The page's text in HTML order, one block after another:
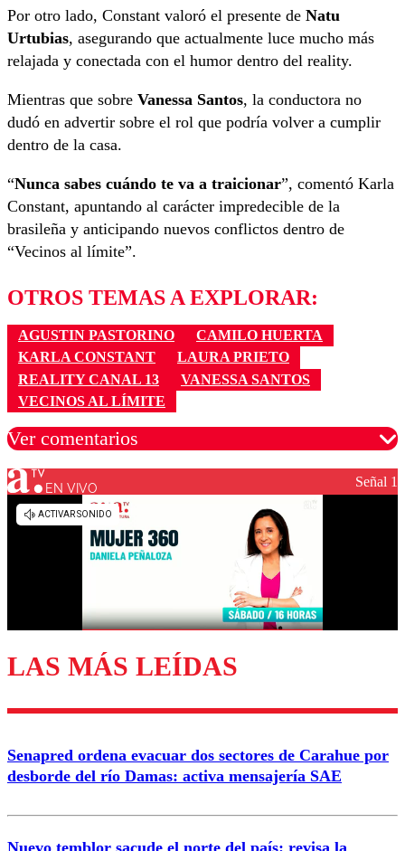
Por otro lado, Constant valoró el presente de Natu
Urtubias, asegurando que actualmente luce mucho más
relajada y conectada con el humor dentro del reality.
Mientras que sobre Vanessa Santos, la conductora no
dudó en advertir sobre el rol que podría volver a cumplir
dentro de la casa.
“Nunca sabes cuándo te va a traicionar”, comentó Karla
Constant, apuntando al carácter impredecible de la
brasileña y anticipando nuevos conflictos dentro de
“Vecinos al límite”.
OTROS TEMAS A EXPLORAR:
AGUSTIN PASTORINO
CAMILO HUERTA
KARLA CONSTANT
LAURA PRIETO
REALITY CANAL 13
VANESSA SANTOS
VECINOS AL LÍMITE
Ver comentarios
Los comentarios son moderados para garantizar un
diálogo respetuoso.
Enviar comentario
EN VIVO Señal 1
LAS MÁS LEÍDAS
Senapred ordena evacuar dos sectores de Carahue por
desborde del río Damas: activa mensajería SAE
Nuevo temblor sacude el norte del país: revisa la